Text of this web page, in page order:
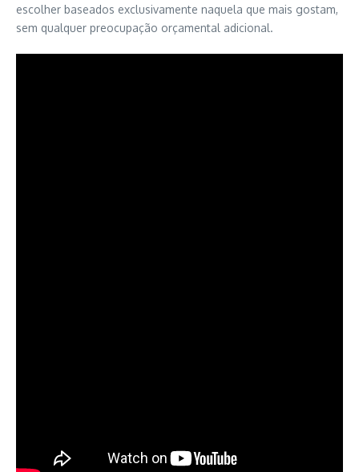
escolher baseados exclusivamente naquela que mais gostam,
sem qualquer preocupação orçamental adicional.